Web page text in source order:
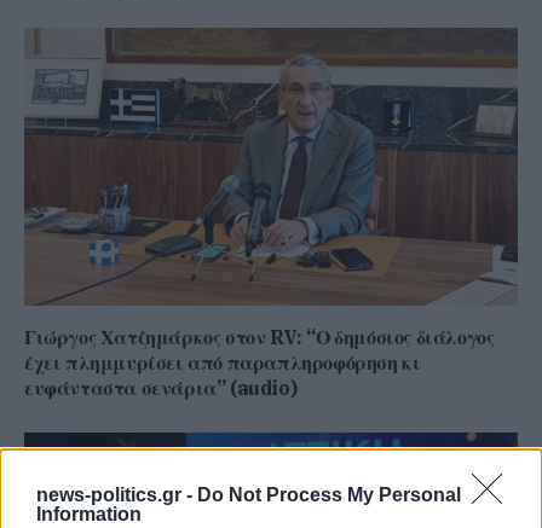
news-politics.gr - Do Not Process My Personal
Information
Γιώργος Χατζημάρκος στον RV: “Ο δημόσιος διάλογος
έχει πλημμυρίσει από παραπληροφόρηση κι
ευφάνταστα σενάρια” (audio)